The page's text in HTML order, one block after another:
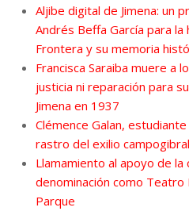
Aljibe digital de Jimena: un
Andrés Beffa García para la
Frontera y su memoria
Francisca Saraiba muere a
justicia ni reparación para
Jimena en 1937
Clémence Galan,
rastro del exilio
Llamamiento al apoyo de la
denominación como
Parque